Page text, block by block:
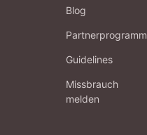
Blog
Partnerprogramm
Guidelines
Missbrauch
melden